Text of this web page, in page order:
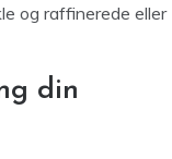
og raffinerede eller
din